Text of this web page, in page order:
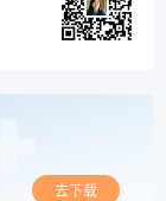
去下载